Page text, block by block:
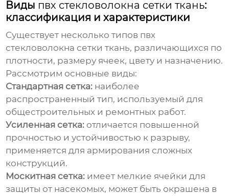
Виды пвх стекловолокна сетки ткань:
классификация и характеристики
Существует несколько типов пвх
стекловолокна сетки ткань, различающихся по
плотности, размеру ячеек, цвету и назначению.
Рассмотрим основные виды:
Стандартная сетка: наиболее
распространенный тип, используемый для
общестроительных и ремонтных работ.
Усиленная сетка: отличается повышенной
прочностью и устойчивостью к разрыву,
применяется для армирования сложных
конструкций.
Москитная сетка: имеет мелкие ячейки для
защиты от насекомых, может быть окрашена в